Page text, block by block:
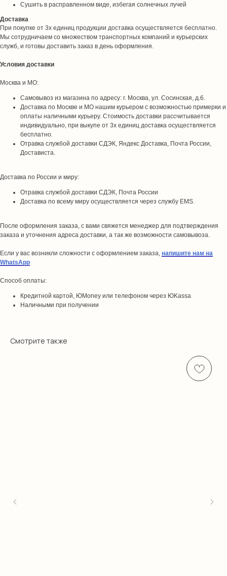
Сушить в расправленном виде, избегая солнечных лучей
Доставка
При покупке от 3х единиц продукции доставка осуществляется бесплатно.
Мы сотрудничаем со множеством транспортных компаний и курьерских
служб, и готовы доставить заказ в день оформления.
Условия доставки
Москва и МО:
Самовывоз из магазина по адресу: г. Москва, ул. Сосинская, д.6.
Доставка по Москве и МО нашим курьером с возможностью примерки и
оплаты наличными курьеру. Стоимость доставки рассчитывается
индивидуально, при выкупе от 3х единиц доставка осуществляется
бесплатно.
Отравка службой доставки СДЭК, Яндекс Доставка, Почта России,
Достависта.
Доставка по России и миру:
Отравка службой доставки СДЭК, Почта России
Доставка по всему миру осуществляется через службу EMS.
После оформления заказа, с вами свяжется менеджер для подтверждения
заказа и уточнения адреса доставки, а так же возможности самовывоза.
Если у вас возникли сложности с оформлением заказа, напишите нам на
WhatsApp
Способ оплаты:
Кредитной картой, ЮMoney или телефоном через ЮKassa
Наличными при получении
Смотрите также